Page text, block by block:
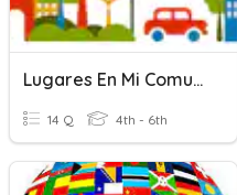
Lugares En Mi Comunidad
14 Q 4th - 6th